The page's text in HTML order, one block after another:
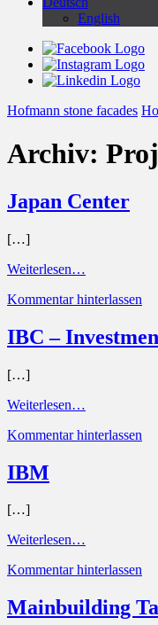
English
Hofmann stone facades
Archiv:
Japan Center
[…]
Weiterlesen…
Kommentar hinterlassen
IBC –
[…]
Weiterlesen…
Kommentar hinterlassen
IBM
[…]
Weiterlesen…
Kommentar hinterlassen
Mainbuilding